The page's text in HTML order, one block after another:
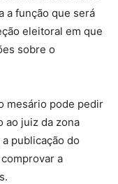
a função que será
eleitoral em que
sobre o
mesário pode pedir
ao juiz da zona
publicação do
a